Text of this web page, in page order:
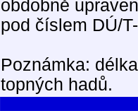
obdobně
pod číslem DÚ/
Poznámka:
topných hadů.